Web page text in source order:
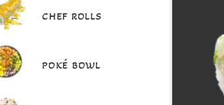
CHEF ROLLS
POKÉ BOWL